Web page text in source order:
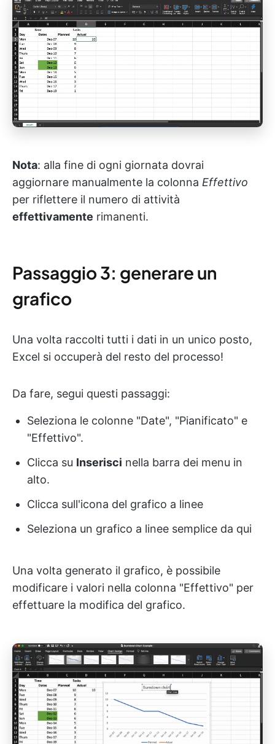
Nota: alla fine di ogni giornata dovrai
aggiornare manualmente la colonna Effettivo
per riflettere il numero di attività
effettivamente rimanenti.
Passaggio 3: generare un
grafico
Una volta raccolti tutti i dati in un unico posto,
Excel si occuperà del resto del processo!
Da fare, segui questi passaggi:
Seleziona le colonne "Date", "Pianificato" e
"Effettivo".
Clicca su Inserisci nella barra dei menu in
alto.
Clicca sull'icona del grafico a linee
Seleziona un grafico a linee semplice da qui
Una volta generato il grafico, è possibile
modificare i valori nella colonna "Effettivo" per
effettuare la modifica del grafico.